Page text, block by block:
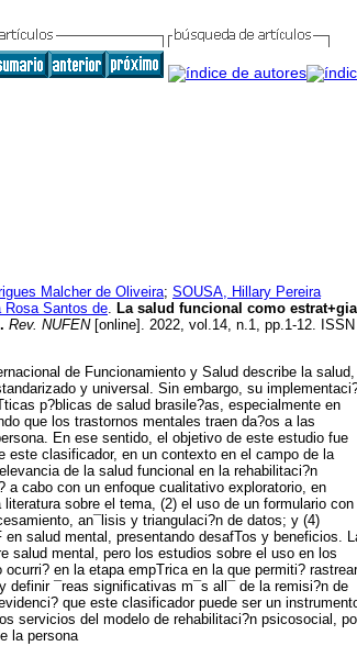
Malcher de Oliveira; SOUSA, Hillary Pereira
Rosa Santos de. La salud funcional como estrat+gia
. Rev. NUFEN[online]. 2022, vol.14, n.1, pp.1-12. ISSN
de Funcionamiento y Salud describe la salud,
y universal. Sin embargo, su
p?blicas de salud brasile?as, especialmente en
que los trastornos mentales traen da?os a las
En ese sentido, el objetivo de este estudio fue
este clasificador, en un contexto en el campo de la
de la salud funcional en la rehabilitaci?n
a cabo con un enfoque cualitativo exploratorio, en
sobre el tema, (2) el uso de un formulario con
an¯lisis y triangulaci?n de datos; y (4)
salud mental, presentando desafTos y beneficios.
salud mental, pero los estudios sobre el uso en los
en la etapa empTrica en la que permiti? rastrear
definir ¯reas significativas m¯s all¯ de la remisi?n de
que este clasificador puede ser un
servicios del modelo de rehabilitaci?n psicosocial,
la persona